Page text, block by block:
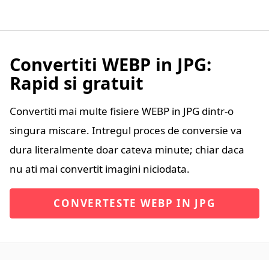
Convertiti WEBP in JPG:
Rapid si gratuit
Convertiti mai multe fisiere WEBP in JPG dintr-o
singura miscare. Intregul proces de conversie va
dura literalmente doar cateva minute; chiar daca
nu ati mai convertit imagini niciodata.
CONVERTESTE WEBP IN JPG